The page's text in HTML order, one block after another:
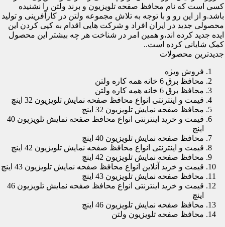
کسی است که نام محافظ صفحه تلویزیون و برند ولتن را نشنیده
باشد.و از این رو و با توجه به تلاش مجموعه ولتن در کارآفرینی و تولید
محصولی جدید در ایران افراد و شرکت هایی اقدام به کپی کردن این
ایده جدید کرده اند،و همین امر در شناخت هر چه بیشتر این محصول
کمک شایانی کرده است..
جدیدترین محصولات
فروش ویژه
محافظ برق 6 خانه همه کاره ولتن
محافظ برق 6 خانه همه کاره ولتن
قیمت و اینترنتی انواع محافظ صفحه نمایش تلویزیون 32 اینچ
محافظ صفحه نمایش تلویزیون 32 اینچ
قیمت و خرید اینترنتی انواع محافظ صفحه نمایش تلویزیون 40
اینچ
محافظ صفحه نمایش تلویزیون 40 اینچ
قیمت و اینترنتی انواع محافظ صفحه نمایش تلویزیون 42 اینچ
محافظ صفحه نمایش تلویزیون 42 اینچ
قیمت و خرید آنلاین انواع محافظ صفحه نمایش تلویزیون 43 اینچ
محافظ صفحه نمایش تلویزیون 43 اینچ
قیمت و خرید اینترنتی انواع محافظ صفحه نمایش تلویزیون 46
اینچ
محافظ صفحه نمایش تلویزیون 46 اینچ
محافظ صفحه تلویزیون ولتن